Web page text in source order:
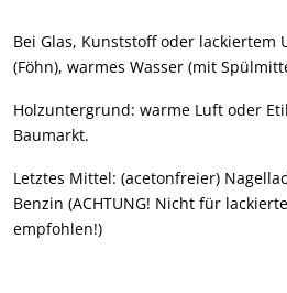
Bei Glas, Kunststoff oder
(Föhn), warmes Wasser (mit
Holzuntergrund: warme Luft oder
Baumarkt.
Letztes Mittel: (acetonfreier)
Benzin (ACHTUNG! Nicht für
empfohlen!)